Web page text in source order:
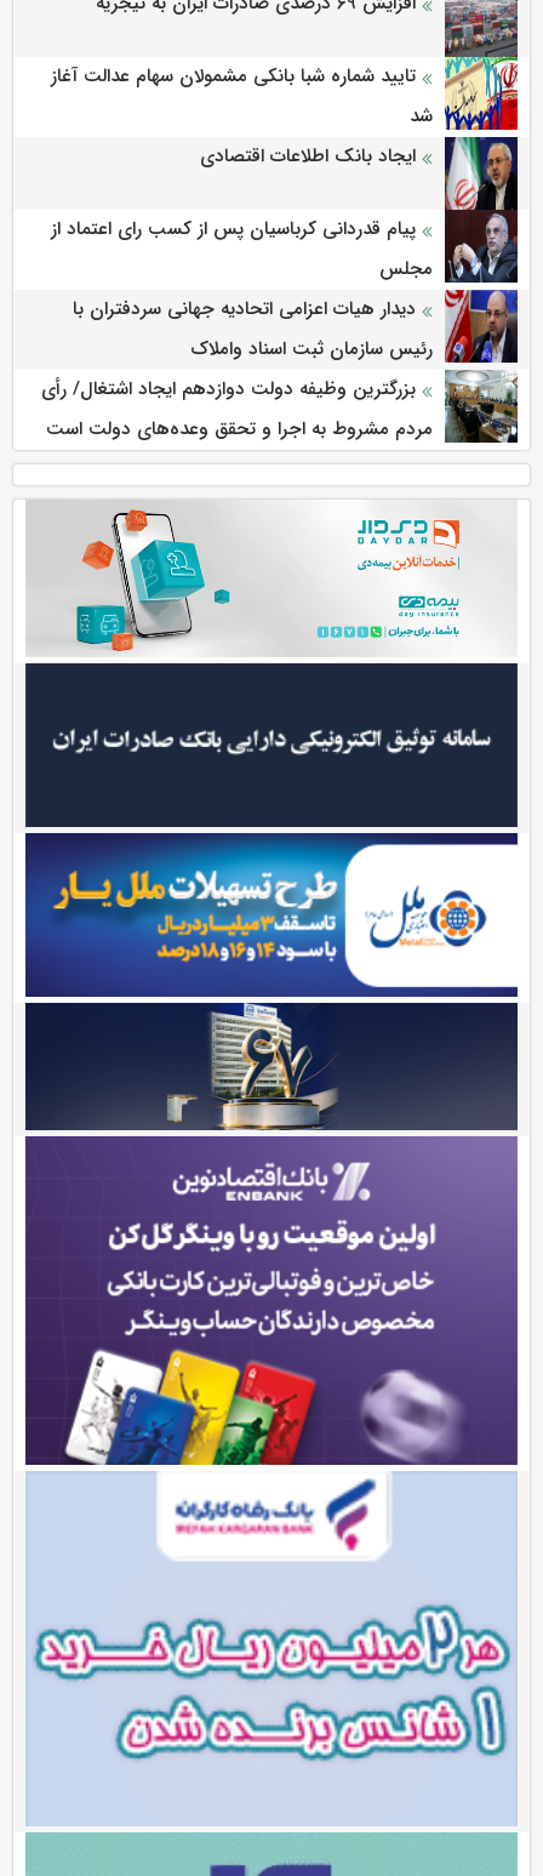
تایید شماره شبا بانکی مشمولان سهام عدالت آغاز
شد
ایجاد بانک اطلاعات اقتصادی
پیام قدردانی کرباسیان پس از کسب رای اعتماد از
مجلس
دیدار هیات اعزامی اتحادیه جهانی سردفتران با
رئیس سازمان ثبت اسناد واملاک
بزرگترین وظیفه دولت دوازدهم ایجاد اشتغال/ رأی
مردم مشروط به اجرا و تحقق وعده‌های دولت است